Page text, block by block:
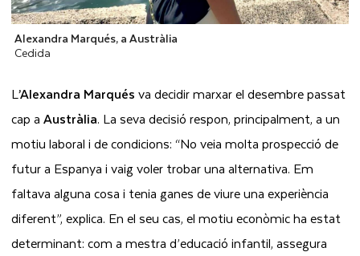
Alexandra Marqués, a Austràlia
Cedida
L’Alexandra Marqués va decidir marxar el desembre passat
cap aAustràlia. La seva decisió respon, principalment, a un
motiu laboral i de condicions: “No veia molta prospecció de
futur a Espanya i vaig voler trobar una alternativa. Em
faltava alguna cosa i tenia ganes de viure una experiència
diferent”, explica. En el seu cas, el motiu econòmic ha estat
determinant: com a mestra d’educació infantil, assegura